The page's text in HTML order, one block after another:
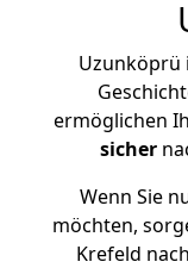
Uzunköprü
ermöglichen
sicher
Wenn Sie
möchten,
Krefeld